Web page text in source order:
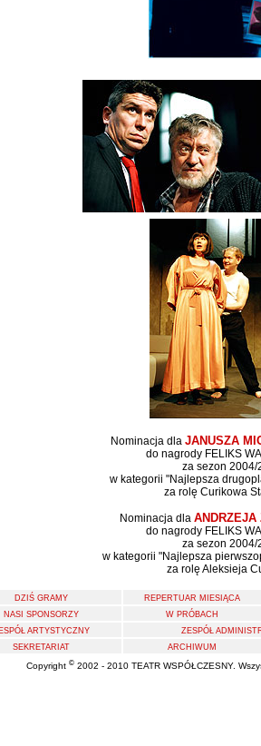
Nominacja dla JANUSZA
do nagrody FELIKS
za sezon 2004/
w kategorii "Najlepsza
za rolę Curikowa
Nominacja dla ANDRZEJA
do nagrody FELIKS
za sezon 2004/
w kategorii "Najlepsza
za rolę Aleksieja
DZIŚ GRAMY
REPERTUAR MIESIĄCA
NASI SPONSORZY
W PRÓBACH
ARTYSTYCZNY
ZESPÓŁ
SEKRETARIAT
ARCHIWUM
Copyright © 2002 - 2010 TEATR WSPÓŁCZESNY.